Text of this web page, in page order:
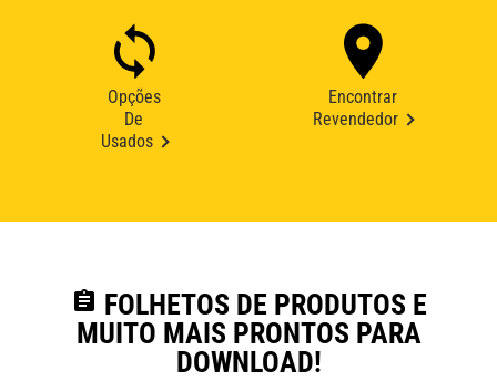
Opções
De
Usados
Encontrar
Revendedor
assignment FOLHETOS DE PRODUTOS E
MUITO MAIS PRONTOS PARA
DOWNLOAD!